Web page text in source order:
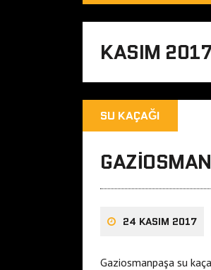
KASIM
SU KAÇAĞI
24 KASIM 2017
Gaziosmanpaşa su